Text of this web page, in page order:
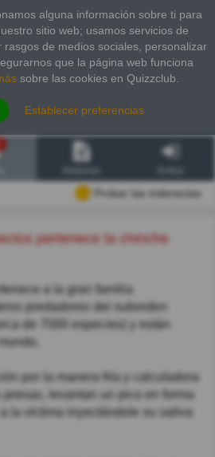
alguna información sobre ti para
sitio web; usamos servicios de
de medios sociales, personalizar
que la página web funciona
sobre las cookies en Quizzclub.
Establecer preferencias
Probar las inderectas
a la gran familia
predadores del suborden
de 7000 especies) y están
por la manera fría y calculadora
presas, levantan un pico en forma
la víctima inyectándole su saliva